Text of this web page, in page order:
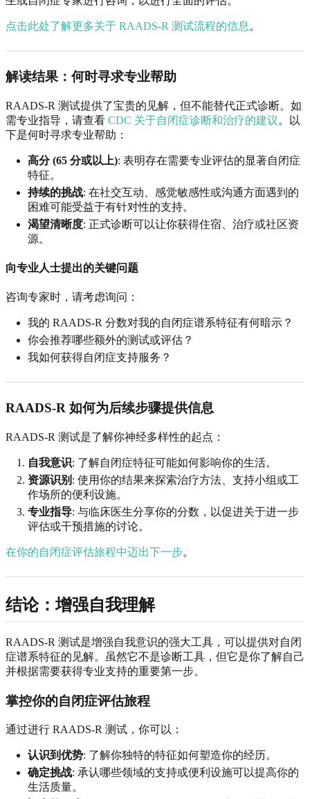
点击此处了解更多关于 RAADS-R 测试流程的信息 。
解读结果：何时寻求专业帮助
RAADS-R 测试提供了宝贵的见解，但不能替代正式诊断。如
需专业指导，请查看 CDC 关于自闭症诊断和治疗的建议。以
下是何时寻求专业帮助：
高分 (65 分或以上): 表明存在需要专业评估的显著自闭症
特征。
持续的挑战: 在社交互动、感觉敏感性或沟通方面遇到的
困难可能受益于有针对性的支持。
渴望清晰度: 正式诊断可以让你获得住宿、治疗或社区资
源。
向专业人士提出的关键问题
咨询专家时，请考虑询问：
我的 RAADS-R 分数对我的自闭症谱系特征有何暗示？
你会推荐哪些额外的测试或评估？
我如何获得自闭症支持服务？
RAADS-R 如何为后续步骤提供信息
RAADS-R 测试是了解你神经多样性的起点：
自我意识: 了解自闭症特征可能如何影响你的生活。
资源识别 : 使用你的结果来探索治疗方法、支持小组或工
作场所的便利设施。
专业指导: 与临床医生分享你的分数，以促进关于进一步
评估或干预措施的讨论。
在你的自闭症评估旅程中迈出下一步。
结论：增强自我理解
RAADS-R 测试是增强自我意识的强大工具，可以提供对自闭
症谱系特征的见解。虽然它不是诊断工具，但它是你了解自己
并根据需要获得专业支持的重要第一步。
掌控你的自闭症评估旅程
通过进行 RAADS-R 测试，你可以：
认识到优势: 了解你独特的特征如何塑造你的经历。
确定挑战: 承认哪些领域的支持或便利设施可以提高你的
生活质量。